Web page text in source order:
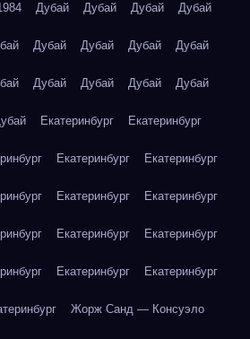
Дубай Дубай Дубай Дубай
Дубай Дубай Дубай Дубай
Дубай Дубай Дубай Дубай
Екатеринбург Екатеринбург
Екатеринбург Екатеринбург
Екатеринбург Екатеринбург
Екатеринбург Екатеринбург
Екатеринбург Екатеринбург
Жорж Санд — Консуэло